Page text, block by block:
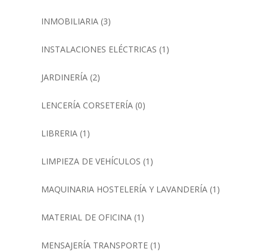
INMOBILIARIA(3)
INSTALACIONES ELÉCTRICAS (1)
JARDINERÍA(2)
LENCERÍA CORSETERÍA(0)
LIBRERIA(1)
LIMPIEZA DE VEHÍCULOS (1)
MAQUINARIA HOSTELERÍA Y LAVANDERÍA(1)
MATERIAL DE OFICINA(1)
MENSAJERÍA TRANSPORTE(1)